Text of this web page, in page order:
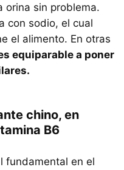
orina sin problema.
con sodio, el cual
el alimento. En otras
equiparable a poner
chino, en
B6
fundamental en el